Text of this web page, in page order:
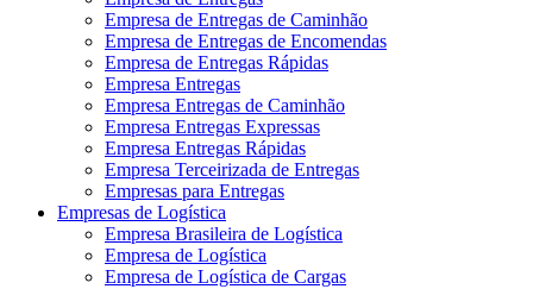
Empresa de Entregas de Caminhão
Empresa de Entregas de Encomendas
Empresa de Entregas Rápidas
Empresa Entregas
Empresa Entregas de Caminhão
Empresa Entregas Expressas
Empresa Entregas Rápidas
Empresa Terceirizada de Entregas
Empresas para Entregas
Empresas de Logística
Empresa Brasileira de Logística
Empresa de Logística
Empresa de Logística de Cargas